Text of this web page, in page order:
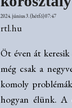
2024. június 3. (hétfő) 07:47
rtl.hu
Öt éven át
még csak a
komoly
hogyan élünk. A